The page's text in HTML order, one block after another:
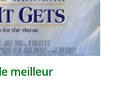
meilleur